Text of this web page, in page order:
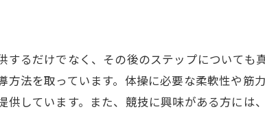
するだけでなく、その後のステップについて
方法を取っています。体操に必要な柔軟性や
供しています。また、競技に興味がある方に